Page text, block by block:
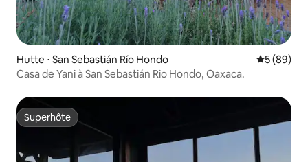
Hutte ⋅ San Sebastián Río Hondo
5 (89)
Casa de Yani à San Sebastián Rio Hondo, Oaxaca.
Superhôte
Superhôte